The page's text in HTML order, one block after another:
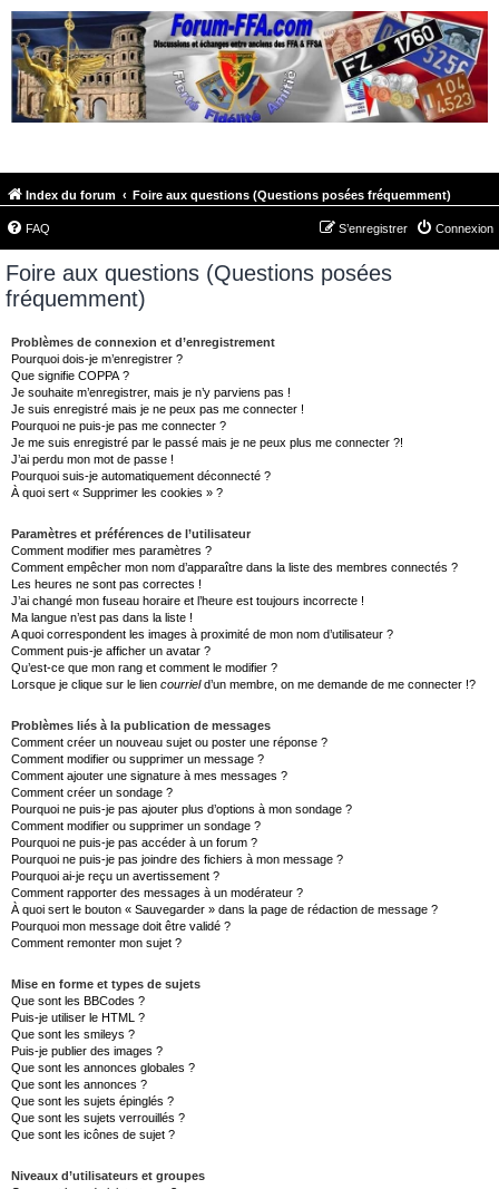
Index du forum Foire aux questions (Questions posées fréquemment)
FAQ Connexion
S’enregistrer
Foire aux questions (Questions posées
fréquemment)
Problèmes de connexion et d’enregistrement
Pourquoi dois-je m’enregistrer ?
Que signifie COPPA ?
Je souhaite m’enregistrer, mais je n’y parviens pas !
Je suis enregistré mais je ne peux pas me connecter !
Pourquoi ne puis-je pas me connecter ?
Je me suis enregistré par le passé mais je ne peux plus me connecter ?!
J’ai perdu mon mot de passe !
Pourquoi suis-je automatiquement déconnecté ?
À quoi sert « Supprimer les cookies » ?
Paramètres et préférences de l’utilisateur
Comment modifier mes paramètres ?
Comment empêcher mon nom d’apparaître dans la liste des membres connectés ?
Les heures ne sont pas correctes !
J’ai changé mon fuseau horaire et l’heure est toujours incorrecte !
Ma langue n’est pas dans la liste !
A quoi correspondent les images à proximité de mon nom d’utilisateur ?
Comment puis-je afficher un avatar ?
Qu’est-ce que mon rang et comment le modifier ?
Lorsque je clique sur le lien courrield’un membre, on me demande de me connecter !?
Problèmes liés à la publication de messages
Comment créer un nouveau sujet ou poster une réponse ?
Comment modifier ou supprimer un message ?
Comment ajouter une signature à mes messages ?
Comment créer un sondage ?
Pourquoi ne puis-je pas ajouter plus d’options à mon sondage ?
Comment modifier ou supprimer un sondage ?
Pourquoi ne puis-je pas accéder à un forum ?
Pourquoi ne puis-je pas joindre des fichiers à mon message ?
Pourquoi ai-je reçu un avertissement ?
Comment rapporter des messages à un modérateur ?
À quoi sert le bouton « Sauvegarder » dans la page de rédaction de message ?
Pourquoi mon message doit être validé ?
Comment remonter mon sujet ?
Mise en forme et types de sujets
Que sont les BBCodes ?
Puis-je utiliser le HTML ?
Que sont les smileys ?
Puis-je publier des images ?
Que sont les annonces globales ?
Que sont les annonces ?
Que sont les sujets épinglés ?
Que sont les sujets verrouillés ?
Que sont les icônes de sujet ?
Niveaux d’utilisateurs et groupes